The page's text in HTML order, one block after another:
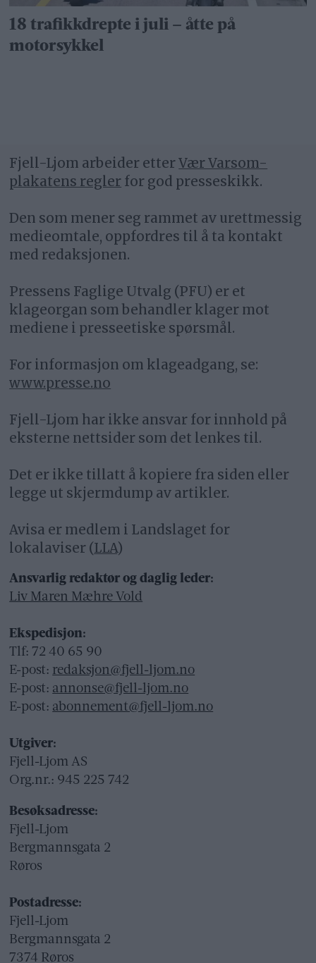
18 trafikkdrepte i juli – åtte på
motorsykkel
Fjell-Ljom arbeider etterVær Varsom-
plakatens regler for god presseskikk.
Den som mener seg rammet av urettmessig
medieomtale, oppfordres til å ta kontakt
med redaksjonen.
Pressens Faglige Utvalg (PFU) er et
klageorgan som behandler klager mot
mediene i presseetiske spørsmål.
For informasjon om klageadgang, se:
www.presse.no
Fjell-Ljom har ikke ansvar for innhold på
eksterne nettsider som det lenkes til.
Det er ikke tillatt å kopiere fra siden eller
legge ut skjermdump av artikler.
Avisa er medlem i Landslaget for
lokalaviser (LLA)
Ansvarlig redaktør og daglig leder:
Liv Maren Mæhre Vold
Ekspedisjon:
Tlf: 72 40 65 90
E-post: redaksjon@fjell-ljom.no
E-post: annonse@fjell-ljom.no
E-post: abonnement@fjell-ljom.no
Utgiver:
Fjell-Ljom AS
Org.nr.: 945 225 742
Besøksadresse:
Fjell-Ljom
Bergmannsgata 2
Røros
Postadresse:
Fjell-Ljom
Bergmannsgata 2
7374 Røros